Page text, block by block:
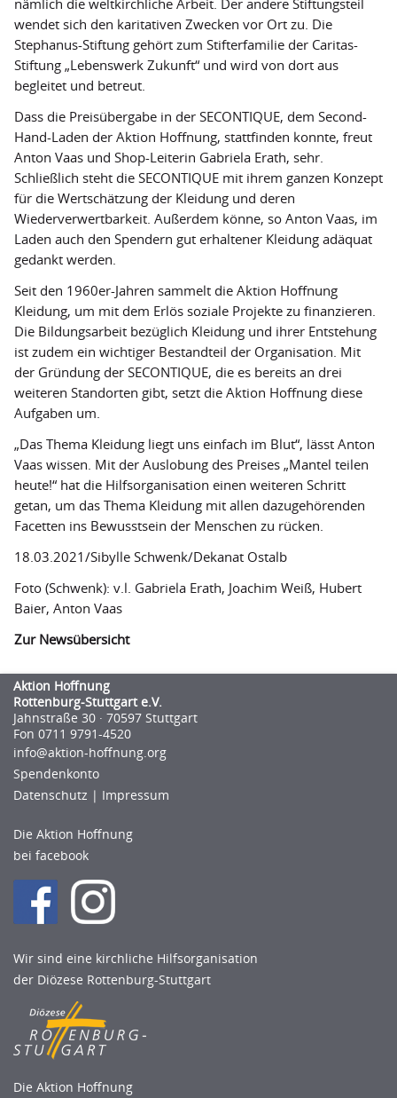
nämlich die weltkirchliche Arbeit. Der andere Stiftungsteil
wendet sich den karitativen Zwecken vor Ort zu. Die
Stephanus-Stiftung gehört zum Stifterfamilie der Caritas-
Stiftung „Lebenswerk Zukunft“ und wird von dort aus
begleitet und betreut.
Dass die Preisübergabe in der SECONTIQUE, dem Second-
Hand-Laden der Aktion Hoffnung, stattfinden konnte, freut
Anton Vaas und Shop-Leiterin Gabriela Erath, sehr.
Schließlich steht die SECONTIQUE mit ihrem ganzen Konzept
für die Wertschätzung der Kleidung und deren
Wiederverwertbarkeit. Außerdem könne, so Anton Vaas, im
Laden auch den Spendern gut erhaltener Kleidung adäquat
gedankt werden.
Seit den 1960er-Jahren sammelt die Aktion Hoffnung
Kleidung, um mit dem Erlös soziale Projekte zu finanzieren.
Die Bildungsarbeit bezüglich Kleidung und ihrer Entstehung
ist zudem ein wichtiger Bestandteil der Organisation. Mit
der Gründung der SECONTIQUE, die es bereits an drei
weiteren Standorten gibt, setzt die Aktion Hoffnung diese
Aufgaben um.
„Das Thema Kleidung liegt uns einfach im Blut“, lässt Anton
Vaas wissen. Mit der Auslobung des Preises „Mantel teilen
heute!“ hat die Hilfsorganisation einen weiteren Schritt
getan, um das Thema Kleidung mit allen dazugehörenden
Facetten ins Bewusstsein der Menschen zu rücken.
18.03.2021/Sibylle Schwenk/Dekanat Ostalb
Foto (Schwenk): v.l. Gabriela Erath, Joachim Weiß, Hubert
Baier, Anton Vaas
Zur Newsübersicht
Aktion Hoffnung
Rottenburg-Stuttgart e.V.
Jahnstraße 30 · 70597 Stuttgart
Fon 0711 9791-4520
info@aktion-hoﬀnung.org
Spendenkonto
Datenschutz | Impressum
Die Aktion Hoffnung
bei facebook
Wir sind eine kirchliche Hilfsorganisation
der Diözese Rottenburg-Stuttgart
Die Aktion Hoffnung